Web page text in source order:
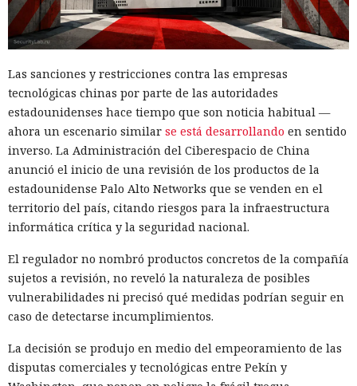
Las sanciones y restricciones contra las empresas
tecnológicas chinas por parte de las autoridades
estadounidenses hace tiempo que son noticia habitual —
ahora un escenario similar se está desarrollando en sentido
inverso. La Administración del Ciberespacio de China
anunció el inicio de una revisión de los productos de la
estadounidense Palo Alto Networks que se venden en el
territorio del país, citando riesgos para la infraestructura
informática crítica y la seguridad nacional.
El regulador no nombró productos concretos de la compañía
sujetos a revisión, no reveló la naturaleza de posibles
vulnerabilidades ni precisó qué medidas podrían seguir en
caso de detectarse incumplimientos.
La decisión se produjo en medio del empeoramiento de las
disputas comerciales y tecnológicas entre Pekín y